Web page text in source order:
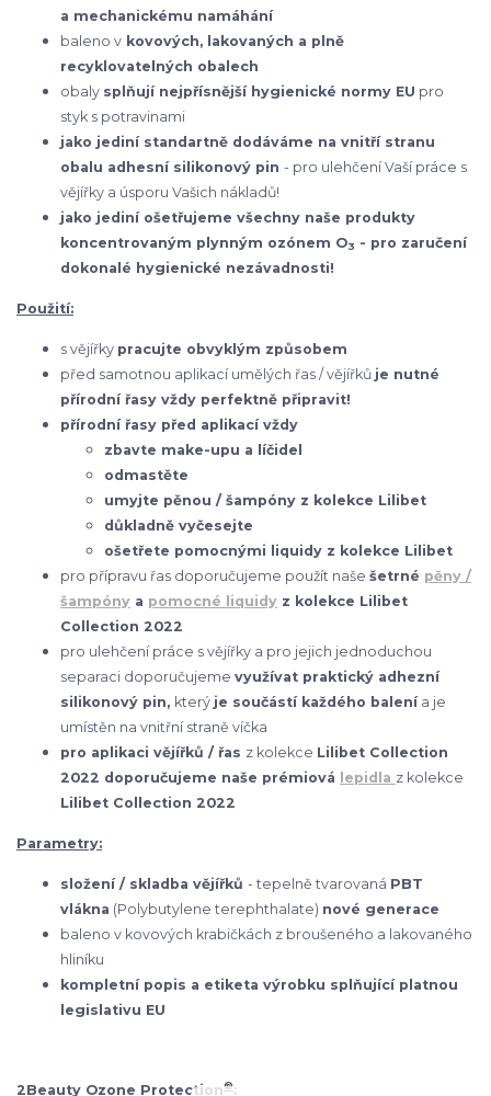
a mechanickému namáhání
baleno v kovových, lakovaných a plně
recyklovatelných obalech
obaly splňují nejpřísnější hygienické normy EU pro
styk s potravinami
jako jediní standartně dodáváme na vnitří stranu
obalu adhesní silikonový pin - pro ulehčení Vaší práce s
vějířky a úsporu Vašich nákladů!
jako jediní ošetřujeme všechny naše produkty
koncentrovaným plynným ozónem O3 - pro zaručení
dokonalé hygienické nezávadnosti!
Použití:
s vějířky pracujte obvyklým způsobem
před samotnou aplikací umělých řas / vějířků je nutné
přírodní řasy vždy perfektně připravit!
přírodní řasy před aplikací vždy
zbavte make-upu a líčidel
odmastěte
umyjte pěnou / šampóny z kolekce Lilibet
důkladně vyčesejte
ošetřete pomocnými liquidy z kolekce Lilibet
pro přípravu řas doporučujeme použít naše šetrné pěny /
šampóny a pomocné liquidy z kolekce Lilibet
Collection 2022
pro ulehčení práce s vějířky a pro jejich jednoduchou
separaci doporučujeme využívat praktický adhezní
silikonový pin, který je součástí každého balenía je
umístěn na vnitřní straně víčka
pro aplikaci vějířků / řas z kolekce Lilibet Collection
2022 doporučujeme naše prémiová lepidla z kolekce
Lilibet Collection 2022
Parametry:
složení / skladba vějířků - tepelně tvarovaná PBT
vlákna (Polybutylene terephthalate) nové generace
baleno v kovových krabičkách z broušeného a lakovaného
hliníku
kompletní popis a etiketa výrobku splňující platnou
legislativu EU
2Beauty Ozone Protection®: